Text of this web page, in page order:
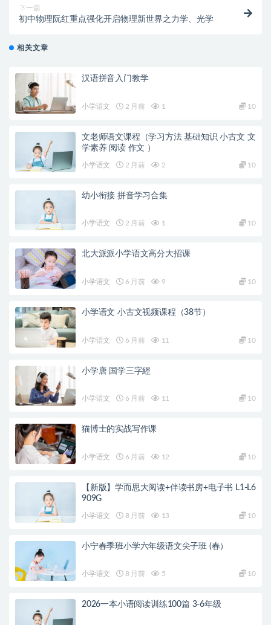
下一篇
初中物理阮红重点强化开启物理新世界之力学、光学
相关文章
汉语拼音入门教学
小学语文 2 月前 1 10
文老师语文课程（学习方法 基础知识 小古文 文
学素养 阅读 作文 ）
小学语文 2 月前 2 10
幼小衔接 拼音学习合集
小学语文 2 月前 1 10
北大派派小学语文高分大招课
小学语文 6 月前 9 10
小学语文 小古文视频课程（38节）
小学语文 6 月前 11 10
小学唐 国学三字經
小学语文 6 月前 11 10
猫博士的实战写作课
小学语文 6 月前 12 10
【新版】学而思大阅读+伴读书房+电子书 L1-L6
909G
小学语文 8 月前 13 10
小宁春季班小学六年级语文尖子班 (春）
小学语文 8 月前 5 10
2026一本小语阅读训练100篇 3-6年级